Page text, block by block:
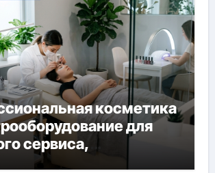
косметика
для
сервиса,
ресниц и